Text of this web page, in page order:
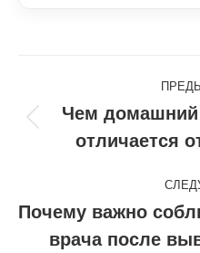
Навигация
по
записям
Чем домашний
отличается
Почему важно
врача после